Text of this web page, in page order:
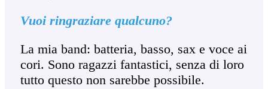
Vuoi ringraziare qualcuno?
La mia band: batteria, basso, sax e voce ai
cori. Sono ragazzi fantastici, senza di loro
tutto questo non sarebbe possibile.